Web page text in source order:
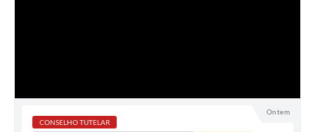
Ontem
CONSELHO TUTELAR